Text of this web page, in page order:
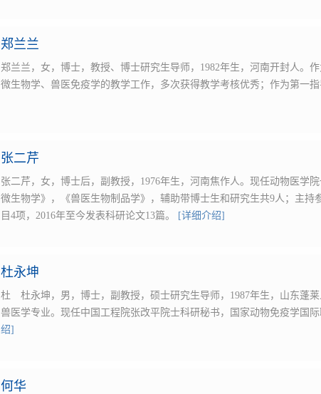
郑兰兰
郑兰兰，女，博士，教授、博士研究生导师，1982年生，河南开封人。
微生物学、兽医免疫学的教学工作，多次获得教学考核优秀；作为第一
张二芹
张二芹，女，博士后，副教授，1976年生，河南焦作人。现任动物医学
微生物学》，《兽医生物制品学》，辅助带博士生和研究生共9人；主持
目4项，2016年至今发表科研论文13篇。
[详细介绍]
杜永坤
杜 杜永坤，男，博士，副教授，硕士研究生导师，1987年生，山东蓬
兽医学专业。现任中国工程院张改平院士科研秘书，国家动物免疫学国
绍]
何华